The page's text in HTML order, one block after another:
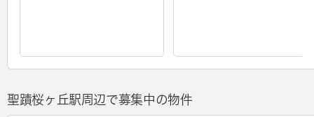
聖蹟桜ヶ丘駅周辺で募集中の物件